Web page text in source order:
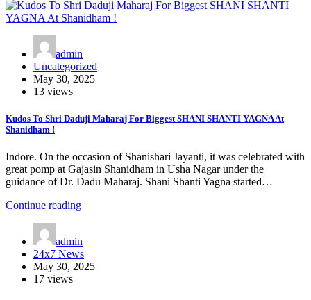
admin
Uncategorized
May 30, 2025
13 views
Kudos To Shri Daduji Maharaj For Biggest SHANI SHANTI YAGNA At
Shanidham !
Indore. On the occasion of Shanishari Jayanti, it was celebrated with
great pomp at Gajasin Shanidham in Usha Nagar under the
guidance of Dr. Dadu Maharaj. Shani Shanti Yagna started…
Continue reading
admin
24x7 News
May 30, 2025
17 views